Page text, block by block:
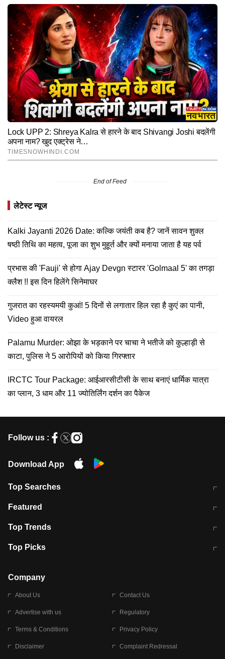
End of Feed
लेटेस्ट न्यूज
Kalki Jayanti 2026 Date: कल्कि जयंती कब है? जानें सावन शुक्ल
षष्ठी तिथि का महत्व, पूजा का शुभ मुहूर्त और क्यों मनाया जाता है यह पर्व
प्रभास की 'Fauji' से होगा Ajay Devgn स्टारर 'Golmaal 5' का तगड़ा
क्लैश !! इस दिन हिलेंगे सिनेमाघर
गुजरात का रहस्यमयी कुआं! 5 दिनों से लगातार हिल रहा है कुएं का पानी,
Video हुआ वायरल
Palamu Murder: ओझा के भड़काने पर चाचा ने भतीजे को कुल्हाड़ी से
काटा, पुलिस ने 5 आरोपियों को किया गिरफ्तार
IRCTC Tour Package: आईआरसीटीसी के साथ बनाएं धार्मिक यात्रा
का प्लान, 3 धाम और 11 ज्योतिर्लिंग दर्शन का पैकेज
Follow us :
Download App
Top Searches
मुंबई में लगे 'जेन जी' के पोस्टर, लिखा- 'मैं
Featured
10 अगस्त को विधानसभा का घेराव करेंगे
Top Trends
RBI का नया नियम: अब बैंकों को अपनी सभी
Top Picks
बारिश की चेतावनी
Company
About Us Contact Us
Advertise with us Regulatory
Terms & Conditions Privacy Policy
Disclaimer Complaint Redressal